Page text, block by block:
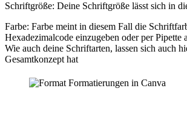
Schriftgröße: Deine Schriftgröße lässt sich in
Farbe: Farbe meint in diesem Fall die
Hexadezimalcode einzugeben oder per Pipette
Wie auch deine Schriftarten, lassen sich auch
Gesamtkonzept hat